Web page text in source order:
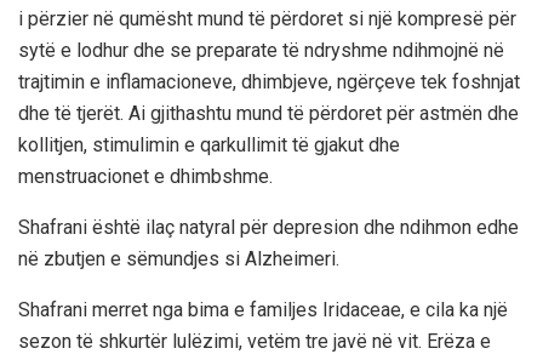
i përzier në qumësht mund të përdoret si një kompresë për
sytë e lodhur dhe se preparate të ndryshme ndihmojnë në
trajtimin e inflamacioneve, dhimbjeve, ngërçeve tek foshnjat
dhe të tjerët. Ai gjithashtu mund të përdoret për astmën dhe
kollitjen, stimulimin e qarkullimit të gjakut dhe
menstruacionet e dhimbshme.
Shafrani është ilaç natyral për depresion dhe ndihmon edhe
në zbutjen e sëmundjes si Alzheimeri.
Shafrani merret nga bima e familjes Iridaceae, e cila ka një
sezon të shkurtër lulëzimi, vetëm tre javë në vit. Erëza e